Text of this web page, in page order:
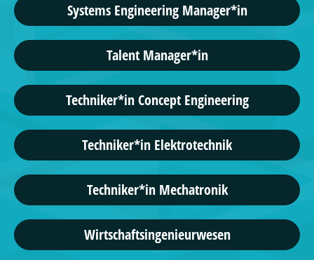
Systems Engineering Manager*in
Talent Manager*in
Techniker*in Concept Engineering
Techniker*in Elektrotechnik
Techniker*in Mechatronik
Wirtschaftsingenieurwesen